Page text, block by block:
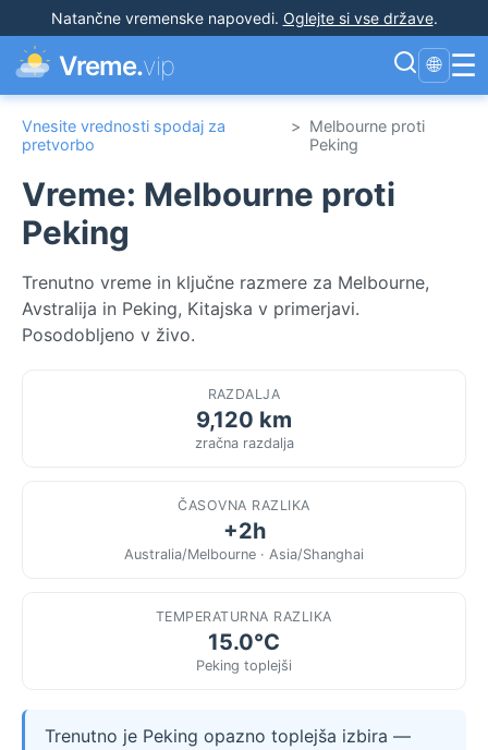
Natančne vremenske napovedi. Oglejte si vse države.
Vreme.vip 🌐 ☰
Vnesite vrednosti spodaj za
pretvorbo
> Melbourne proti
Peking
Vreme: Melbourne proti
Peking
Trenutno vreme in ključne razmere za Melbourne,
Avstralija in Peking, Kitajska v primerjavi.
Posodobljeno v živo.
RAZDALJA
9,120 km
zračna razdalja
ČASOVNA RAZLIKA
+2h
Australia/Melbourne · Asia/Shanghai
TEMPERATURNA RAZLIKA
15.0°C
Peking toplejši
Trenutno je Peking opazno toplejša izbira —